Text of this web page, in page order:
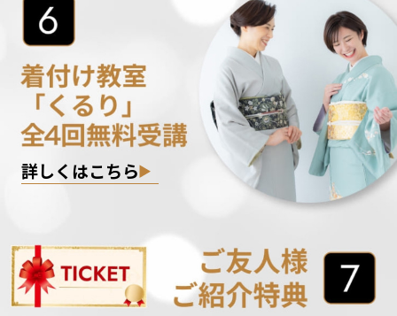
詳しくはこちら